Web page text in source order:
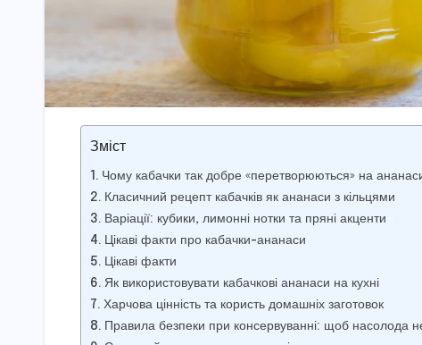
Зміст
Чому кабачки так добре «перетворюються» на
Класичний рецепт кабачків як ананаси з кільцями
Варіації: кубики, лимонні нотки та пряні акценти
Цікаві факти про кабачки-ананаси
Цікаві факти
Як використовувати кабачкові ананаси на кухні
Харчова цінність та користь домашніх заготовок
Правила безпеки при консервуванні: щоб насолода